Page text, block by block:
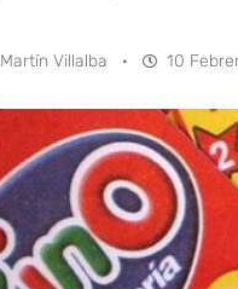
Martín Villalba · 10